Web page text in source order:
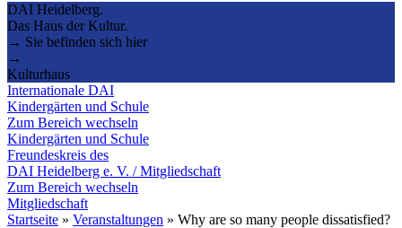
DAI Heidelberg.
Das Haus der Kultur.
→ Sie befinden sich hier
→
Kulturhaus
Internationale DAI
Kindergärten und Schule
Zum Bereich wechseln
Kindergärten und Schule
Freundeskreis des
DAI Heidelberg e. V. / Mitgliedschaft
Zum Bereich wechseln
Mitgliedschaft
Startseite » Veranstaltungen » Why are so many people dissatisfied?